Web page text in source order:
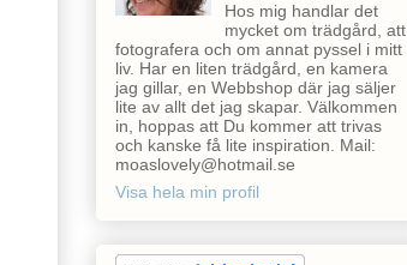
Hos mig handlar det
mycket om trädgård, att
fotografera och om annat pyssel i mitt
liv. Har en liten trädgård, en kamera
jag gillar, en Webbshop där jag säljer
lite av allt det jag skapar. Välkommen
in, hoppas att Du kommer att trivas
och kanske få lite inspiration. Mail:
moaslovely@hotmail.se
Visa hela min profil